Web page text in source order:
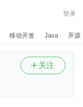
登录
移动开发 Java 开源
 关注